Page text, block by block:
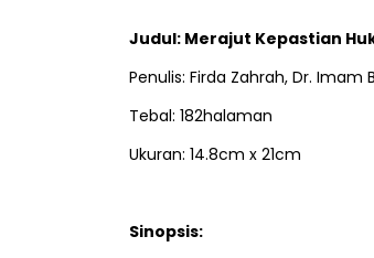
Judul: Merajut Kepastian
Penulis: Firda Zahrah, Dr. Imam
Tebal: 182halaman
Ukuran: 14.8cm x 21cm
Sinopsis: